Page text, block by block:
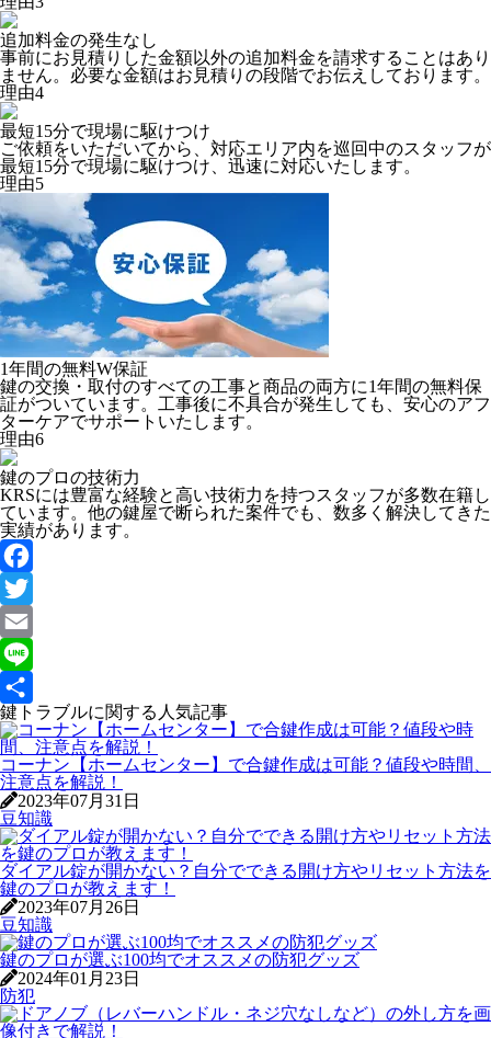
追加料金の発生なし
事前にお見積りした金額以外の追加料金を請求することはあり
ません。必要な金額はお見積りの段階でお伝えしております。
理由4
最短15分で現場に駆けつけ
ご依頼をいただいてから、対応エリア内を巡回中のスタッフが
最短15分で現場に駆けつけ、迅速に対応いたします。
理由5
1年間の無料W保証
鍵の交換・取付のすべての工事と商品の両方に1年間の無料保
証がついています。工事後に不具合が発生しても、安心のアフ
ターケアでサポートいたします。
理由6
鍵のプロの技術力
KRSには豊富な経験と高い技術力を持つスタッフが多数在籍し
ています。他の鍵屋で断られた案件でも、数多く解決してきた
実績があります。
Facebook
Twitter
Email
Line
共
有
鍵トラブルに関する人気記事
コーナン【ホームセンター】で合鍵作成は可能？値段や時間、
注意点を解説！
2023年07月31日
豆知識
ダイアル錠が開かない？自分でできる開け方やリセット方法を
鍵のプロが教えます！
2023年07月26日
豆知識
鍵のプロが選ぶ100均でオススメの防犯グッズ
2024年01月23日
防犯